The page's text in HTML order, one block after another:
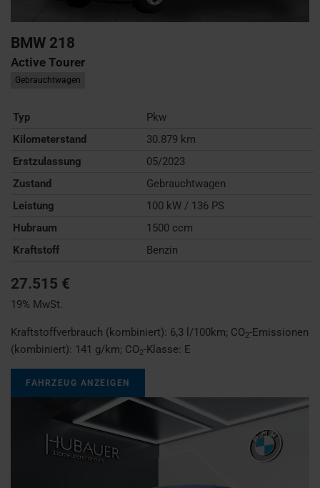
BMW 218
Active Tourer
Gebrauchtwagen
Typ
Pkw
Kilometerstand
30.879 km
Erstzulassung
05/2023
Zustand
Gebrauchtwagen
Leistung
100 kW / 136 PS
Hubraum
1500 ccm
Kraftstoff
Benzin
27.515 €
19% MwSt.
Kraftstoffverbrauch (kombiniert): 6,3 l/100km; CO2-Emissionen
(kombiniert): 141 g/km; CO2-Klasse: E
FAHRZEUG ANZEIGEN